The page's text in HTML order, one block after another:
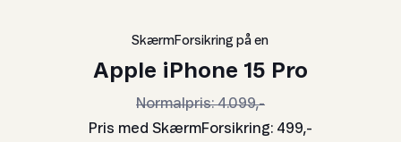
SkærmForsikring på en
Apple iPhone 15 Pro
Normalpris: 4.099,-
Pris med SkærmForsikring: 499,-